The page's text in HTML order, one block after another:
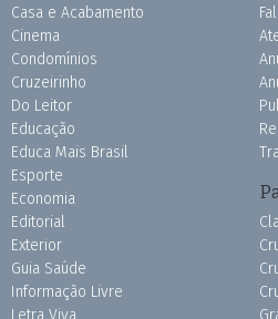
Casa e Acabamento
Cinema
Condomínios
Cruzeirinho
Do Leitor
Educação
Educa Mais Brasil
Esporte
Economia
Editorial
Exterior
Guia Saúde
Informação Livre
Letra Viva